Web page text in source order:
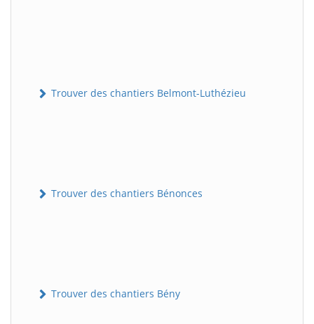
Trouver des chantiers Belmont-Luthézieu
Trouver des chantiers Bénonces
Trouver des chantiers Bény